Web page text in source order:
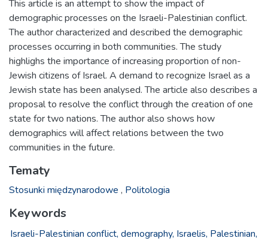
This article is an attempt to show the impact of
demographic processes on the Israeli-Palestinian conflict.
The author characterized and described the demographic
processes occurring in both communities. The study
highlighs the importance of increasing proportion of non-
Jewish citizens of Israel. A demand to recognize Israel as a
Jewish state has been analysed. The article also describes a
proposal to resolve the conflict through the creation of one
state for two nations. The author also shows how
demographics will affect relations between the two
communities in the future.
Tematy
Stosunki międzynarodowe , Politologia
Keywords
Israeli-Palestinian conflict, demography, Israelis, Palestinian,